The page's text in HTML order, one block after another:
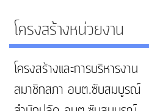
โครงสร้างหน่วยงาน
โครงสร้างและการบริหารงาน
สมาชิกสภา อบต.ซับสมบูรณ์